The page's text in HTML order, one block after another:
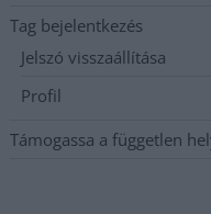
Tag bejelentkezés
Jelszó visszaállítása
Profil
Támogassa a független